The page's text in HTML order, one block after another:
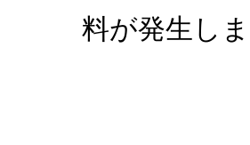
料が発生しま